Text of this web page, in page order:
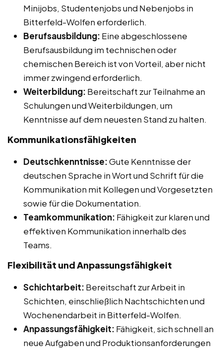
Minijobs, Studentenjobs und Nebenjobs in
Bitterfeld-Wolfen erforderlich.
Berufsausbildung: Eine abgeschlossene
Berufsausbildung im technischen oder
chemischen Bereich ist von Vorteil, aber nicht
immer zwingend erforderlich.
Weiterbildung: Bereitschaft zur Teilnahme an
Schulungen und Weiterbildungen, um
Kenntnisse auf dem neuesten Stand zu halten.
Kommunikationsfähigkeiten
Deutschkenntnisse:Gute Kenntnisse der
deutschen Sprache in Wort und Schrift für die
Kommunikation mit Kollegen und Vorgesetzten
sowie für die Dokumentation.
Teamkommunikation: Fähigkeit zur klaren und
effektiven Kommunikation innerhalb des
Teams.
Flexibilität und Anpassungsfähigkeit
Schichtarbeit: Bereitschaft zur Arbeit in
Schichten, einschließlich Nachtschichten und
Wochenendarbeit in Bitterfeld-Wolfen.
Anpassungsfähigkeit: Fähigkeit, sich schnell an
neue Aufgaben und Produktionsanforderungen